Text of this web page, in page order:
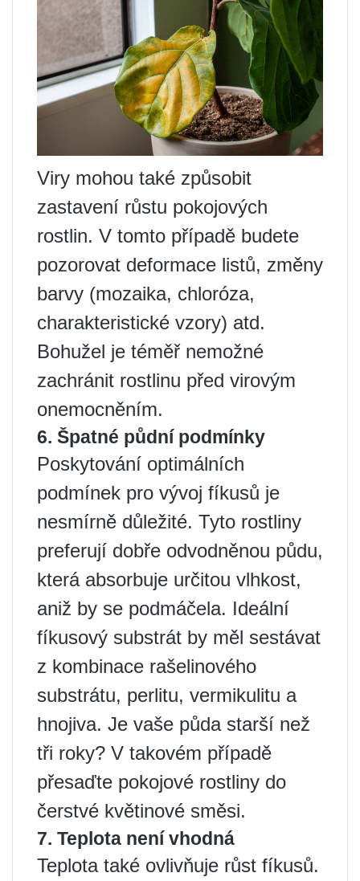
Viry mohou také způsobit
zastavení růstu pokojových
rostlin. V tomto případě budete
pozorovat deformace listů, změny
barvy (mozaika, chloróza,
charakteristické vzory) atd.
Bohužel je téměř nemožné
zachránit rostlinu před virovým
onemocněním.
6. Špatné půdní podmínky
Poskytování optimálních
podmínek pro vývoj fíkusů je
nesmírně důležité. Tyto rostliny
preferují dobře odvodněnou půdu,
která absorbuje určitou vlhkost,
aniž by se podmáčela. Ideální
fíkusový substrát by měl sestávat
z kombinace rašelinového
substrátu, perlitu, vermikulitu a
hnojiva. Je vaše půda starší než
tři roky? V takovém případě
přesaďte pokojové rostliny do
čerstvé květinové směsi.
7. Teplota není vhodná
Teplota také ovlivňuje růst fíkusů.